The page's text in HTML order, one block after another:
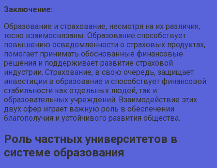
Заключение:
Образование и страхование, несмотря на их различия,
тесно взаимосвязаны. Образование способствует
повышению осведомленности о страховых продуктах,
помогает принимать обоснованные финансовые
решения и поддерживает развитие страховой
индустрии. Страхование, в свою очередь, защищает
инвестиции в образование и способствует финансовой
стабильности как отдельных людей, так и
образовательных учреждений. Взаимодействие этих
двух сфер играет важную роль в обеспечении
благополучия и устойчивого развития общества.
Роль частных университетов в
системе образования